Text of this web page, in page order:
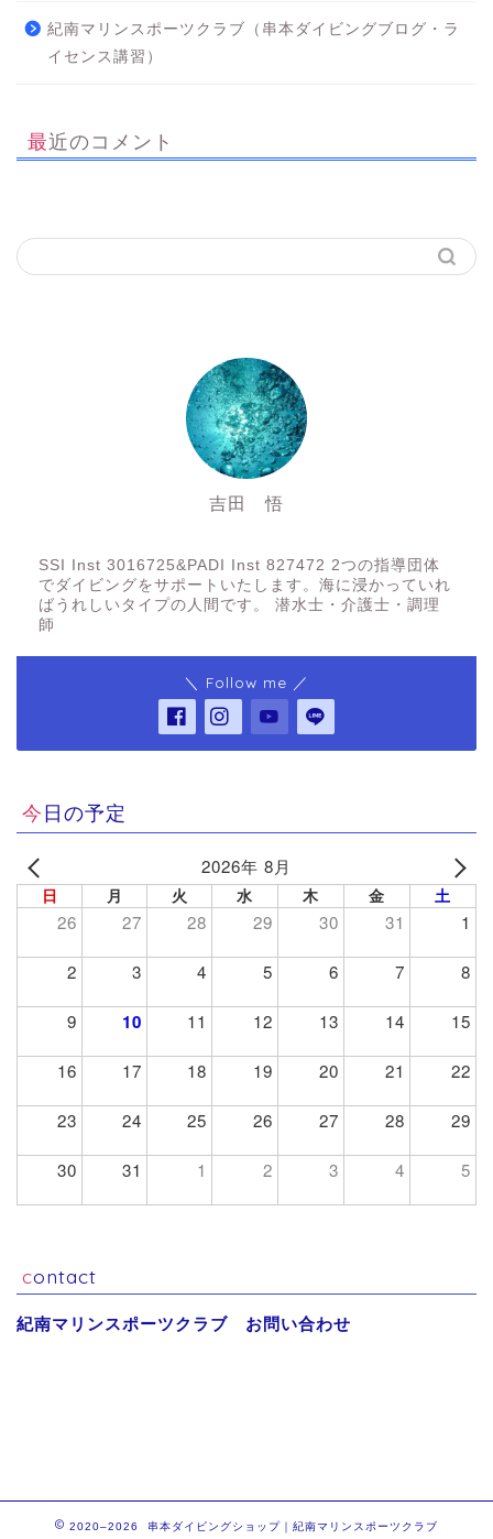
紀南マリンスポーツクラブ（串本ダイビングブログ・ラ
イセンス講習）
最近のコメント
吉田 悟
SSI Inst 3016725&PADI Inst 827472 2つの指導団体
でダイビングをサポートいたします。海に浸かっていれ
ばうれしいタイプの人間です。 潜水士・介護士・調理
師
＼ Follow me ／
今日の予定
2026年 8月
日 月 火 水 木 金 土
26 27 28 29 30 31 1
2 3 4 5 6 7 8
9 10 11 12 13 14 15
16 17 18 19 20 21 22
23 24 25 26 27 28 29
30 31 1 2 3 4 5
contact
紀南マリンスポーツクラブ お問い合わせ
2020–2026 串本ダイビングショップ｜紀南マリンスポーツクラブ